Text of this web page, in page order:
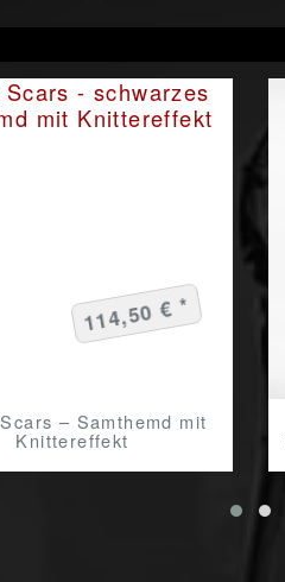
– Samthemd mit
Knittereffekt
114,50 € *